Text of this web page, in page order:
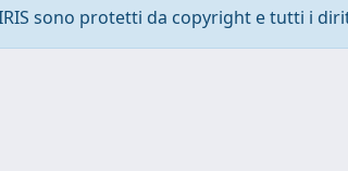
sono protetti da copyright e tutti i